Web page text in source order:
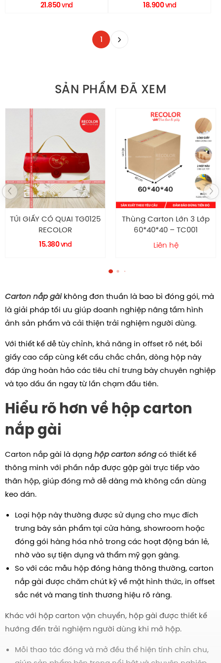
21.850vnd 18.900vnd
1
SẢN PHẨM ĐÃ XEM
Thùng Carton Lớn 3 Lớp
60*40*40 – TC001
Liên hệ
HỘP CỨNG CAO CẤP RÚT
HC0057 RECOLOR
21.800vnd
Carton nắp gàikhông đơn thuần là bao bì đóng gói, mà
là giải pháp tối ưu giúp doanh nghiệp nâng tầm hình
ảnh sản phẩm và cải thiện trải nghiệm người dùng.
Với thiết kế dễ tùy chỉnh, khả năng in offset rõ nét, bồi
giấy cao cấp cùng kết cấu chắc chắn, dòng hộp này
đáp ứng hoàn hảo các tiêu chí trưng bày chuyên nghiệp
và tạo dấu ấn ngay từ lần chạm đầu tiên.
Hiểu rõ hơn về hộp carton
nắp gài
Carton nắp gài là dạng hộp carton sóngcó thiết kế
thông minh với phần nắp được gập gài trực tiếp vào
thân hộp, giúp đóng mở dễ dàng mà không cần dùng
keo dán.
Loại hộp này thường được sử dụng cho mục đích
trưng bày sản phẩm tại cửa hàng, showroom hoặc
đóng gói hàng hóa nhỏ trong các hoạt động bán lẻ,
nhờ vào sự tiện dụng và thẩm mỹ gọn gàng.
So với các mẫu hộp đóng hàng thông thường, carton
nắp gài được chăm chút kỹ về mặt hình thức, in offset
sắc nét và mang tính thương hiệu rõ ràng.
Khác với hộp carton vận chuyển, hộp gài được thiết kế
hướng đến trải nghiệm người dùng khi mở hộp.
Mỗi thao tác đóng và mở đều thể hiện tính chỉn chu,